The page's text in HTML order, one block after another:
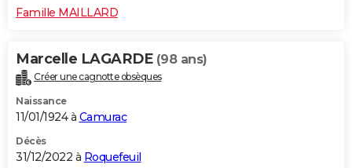
Famille MAILLARD
Marcelle LAGARDE (98 ans)
Créer une cagnotte obsèques
Naissance
11/01/1924 à Camurac
Décès
31/12/2022 à Roquefeuil